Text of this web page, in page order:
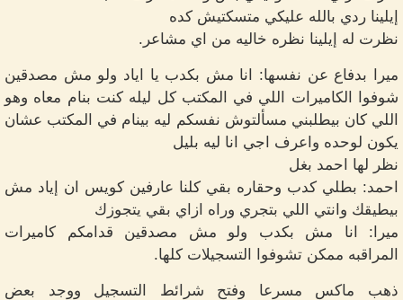
إيلينا ردي بالله عليكي متسكتيش كده
نظرت له إيلينا نظره خاليه من اي مشاعر.
ميرا بدفاع عن نفسها: انا مش بكدب يا اياد ولو مش مصدقين
شوفوا الكاميرات اللي في المكتب كل ليله كنت بنام معاه وهو
اللي كان بيطلبني مسألتوش نفسكم ليه بينام في المكتب عشان
يكون لوحده واعرف اجي انا ليه بليل
نظر لها احمد بغل
احمد: بطلي كدب وحقاره بقي كلنا عارفين كويس ان إياد مش
بيطيقك وانتي اللي بتجري وراه ازاي بقي يتجوزك
ميرا: انا مش بكدب ولو مش مصدقين قدامكم كاميرات
المراقبه ممكن تشوفوا التسجيلات كلها.
ذهب ماكس مسرعا وفتح شرائط التسجيل ووجد بعض